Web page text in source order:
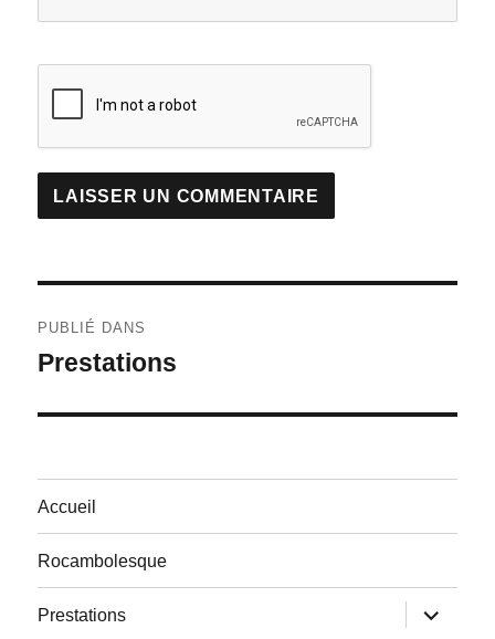
de
PUBLIÉ DANS
Prestations
Accueil
Rocambolesque
Prestations
ouvrir
le